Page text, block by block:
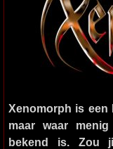
Xenomorph is een
maar waar
bekend is. Zou